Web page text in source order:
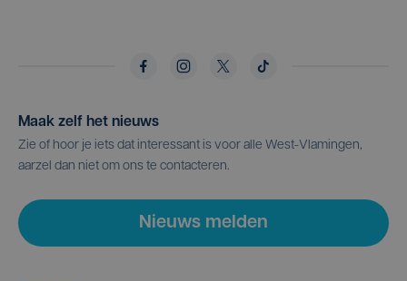
Maak zelf het nieuws
Zie of hoor je iets dat interessant is voor alle West-Vlamingen,
aarzel dan niet om ons te contacteren.
Nieuws melden